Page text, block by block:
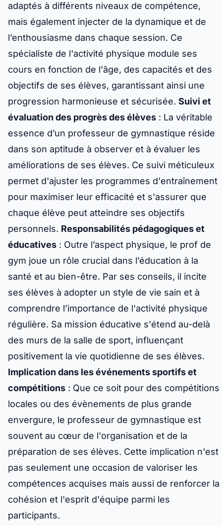
adaptés à différents niveaux de compétence,
mais également injecter de la dynamique et de
l’enthousiasme dans chaque session. Ce
spécialiste de l'activité physique module ses
cours en fonction de l'âge, des capacités et des
objectifs de ses élèves, garantissant ainsi une
progression harmonieuse et sécurisée. Suivi et
évaluation des progrès des élèves : La véritable
essence d’un professeur de gymnastique réside
dans son aptitude à observer et à évaluer les
améliorations de ses élèves. Ce suivi méticuleux
permet d'ajuster les programmes d'entraînement
pour maximiser leur efficacité et s'assurer que
chaque élève peut atteindre ses objectifs
personnels. Responsabilités pédagogiques et
éducatives : Outre l’aspect physique, le prof de
gym joue un rôle crucial dans l’éducation à la
santé et au bien-être. Par ses conseils, il incite
ses élèves à adopter un style de vie sain et à
comprendre l’importance de l'activité physique
régulière. Sa mission éducative s'étend au-delà
des murs de la salle de sport, influençant
positivement la vie quotidienne de ses élèves.
Implication dans les événements sportifs et
compétitions : Que ce soit pour des compétitions
locales ou des évènements de plus grande
envergure, le professeur de gymnastique est
souvent au cœur de l'organisation et de la
préparation de ses élèves. Cette implication n'est
pas seulement une occasion de valoriser les
compétences acquises mais aussi de renforcer la
cohésion et l'esprit d'équipe parmi les
participants.